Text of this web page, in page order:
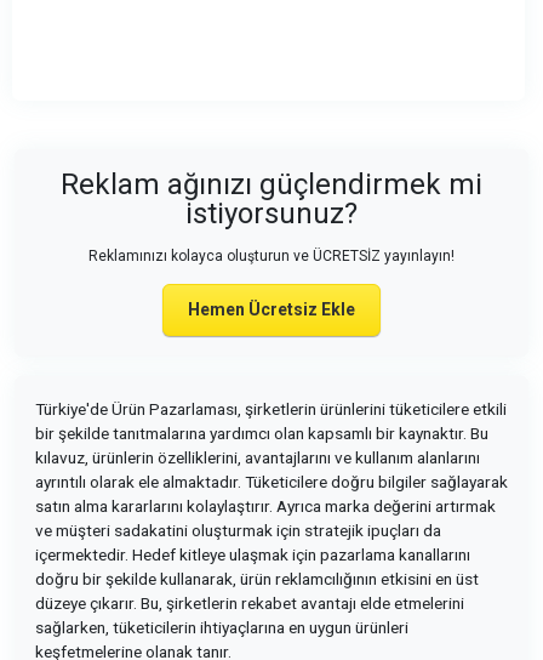
Reklam ağınızı güçlendirmek mi
istiyorsunuz?
Reklamınızı kolayca oluşturun ve ÜCRETSİZ yayınlayın!
Hemen Ücretsiz Ekle
Türkiye'de Ürün Pazarlaması, şirketlerin ürünlerini tüketicilere etkili
bir şekilde tanıtmalarına yardımcı olan kapsamlı bir kaynaktır. Bu
kılavuz, ürünlerin özelliklerini, avantajlarını ve kullanım alanlarını
ayrıntılı olarak ele almaktadır. Tüketicilere doğru bilgiler sağlayarak
satın alma kararlarını kolaylaştırır. Ayrıca marka değerini artırmak
ve müşteri sadakatini oluşturmak için stratejik ipuçları da
içermektedir. Hedef kitleye ulaşmak için pazarlama kanallarını
doğru bir şekilde kullanarak, ürün reklamcılığının etkisini en üst
düzeye çıkarır. Bu, şirketlerin rekabet avantajı elde etmelerini
sağlarken, tüketicilerin ihtiyaçlarına en uygun ürünleri
keşfetmelerine olanak tanır.